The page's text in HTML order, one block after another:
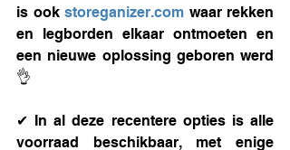
is ook storeganizer.com waar rekken
en legborden elkaar ontmoeten en
een nieuwe oplossing geboren werd
👌
✔ In al deze recentere opties is alle
voorraad beschikbaar, met enige